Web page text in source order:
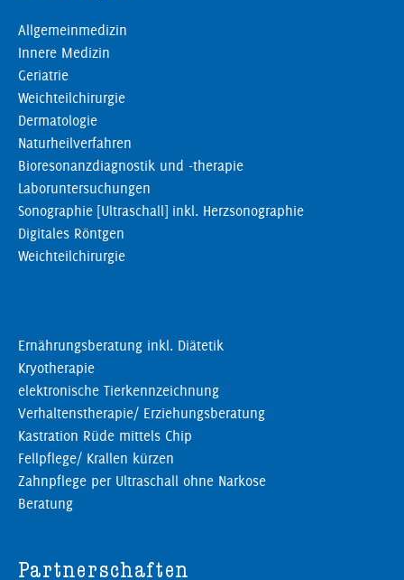
Allgemeinmedizin
Innere Medizin
Geriatrie
Weichteilchirurgie
Dermatologie
Naturheilverfahren
Bioresonanzdiagnostik und -therapie
Laboruntersuchungen
Sonographie [Ultraschall] inkl. Herzsonographie
Digitales Röntgen
Weichteilchirurgie
Ernährungsberatung inkl. Diätetik
Kryotherapie
elektronische Tierkennzeichnung
Verhaltenstherapie/ Erziehungsberatung
Kastration Rüde mittels Chip
Fellpflege/ Krallen kürzen
Zahnpflege per Ultraschall ohne Narkose
Beratung
Partnerschaften